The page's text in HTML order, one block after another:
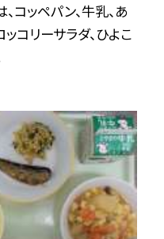
コッペパン、牛乳、あ
ッコリーサラダ、ひよこ